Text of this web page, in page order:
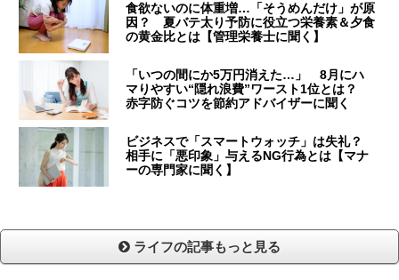
食欲ないのに体重増…「そうめんだけ」が原
因？ 夏バテ太り予防に役立つ栄養素＆夕食
の黄金比とは【管理栄養士に聞く】
「いつの間にか5万円消えた…」 8月にハ
マりやすい“隠れ浪費”ワースト1位とは？
赤字防ぐコツを節約アドバイザーに聞く
ビジネスで「スマートウォッチ」は失礼？
相手に「悪印象」与えるNG行為とは【マナ
ーの専門家に聞く】
ライフの記事もっと見る